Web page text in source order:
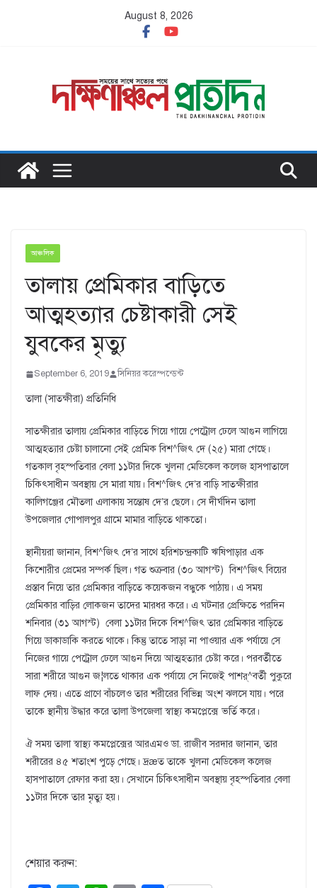
August 8, 2026
আঞ্চলিক
তালায় প্রেমিকার বাড়িতে
আত্মহত্যার চেষ্টাকারী সেই
যুবকের মৃত্যু
September 6, 2019 সিনিয়র করেস্পন্ডেন্ট
তালা (সাতক্ষীরা) প্রতিনিধি
সাতক্ষীরার তালায় প্রেমিকার বাড়িতে গিয়ে গায়ে পেট্রোল ঢেলে আগুন লাগিয়ে
আত্মহত্যার চেষ্টা চালানো সেই প্রেমিক বিশ^জিৎ দে (২৫) মারা গেছে।
গতকাল বৃহস্পতিবার বেলা ১১টার দিকে খুলনা মেডিকেল কলেজ হাসপাতালে
চিকিৎসাধীন অবস্থায় সে মারা যায়। বিশ^জিৎ দে’র বাড়ি সাতক্ষীরার
কালিগঞ্জের মৌতলা এলাকায় সন্তোষ দে’র ছেলে। সে দীর্ঘদিন তালা
উপজেলার গোপালপুর গ্রামে মামার বাড়িতে থাকতো।
স্থানীয়রা জানান, বিশ^জিৎ দে’র সাথে হরিশচন্দ্রকাটি ঋষিপাড়ার এক
কিশোরীর প্রেমের সম্পর্ক ছিল। গত শুক্রবার (৩০ আগস্ট) বিশ^জিৎ বিয়ের
প্রস্তাব নিয়ে তার প্রেমিকার বাড়িতে কয়েকজন বন্ধুকে পাঠায়। এ সময়
প্রেমিকার বাড়ির লোকজন তাদের মারধর করে। এ ঘটনার প্রেক্ষিতে পরদিন
শনিবার (৩১ আগস্ট) বেলা ১১টার দিকে বিশ^জিৎ তার প্রেমিকার বাড়িতে
গিয়ে ডাকাডাকি করতে থাকে। কিন্তু তাতে সাড়া না পাওয়ার এক পর্যায়ে সে
নিজের গায়ে পেট্রোল ঢেলে আগুন দিয়ে আত্মহত্যার চেষ্টা করে। পরবর্তীতে
সারা শরীরে আগুন জ¦লতে থাকার এক পর্যায়ে সে নিজেই পাশর্^বর্তী পুকুরে
লাফ দেয়। এতে প্রাণে বাঁচলেও তার শরীরের বিভিন্ন অংশ ঝলসে যায়। পরে
তাকে স্থানীয় উদ্ধার করে তালা উপজেলা স্বাস্থ্য কমপ্লেক্সে ভর্তি করে।
ঐ সময় তালা স্বাস্থ্য কমপ্লেক্সের আরএমও ডা. রাজীব সরদার জানান, তার
শরীরের ৪৫ শতাংশ পুড়ে গেছে। দ্রæত তাকে খুলনা মেডিকেল কলেজ
হাসপাতালে রেফার করা হয়। সেখানে চিকিৎসাধীন অবস্থায় বৃহস্পতিবার বেলা
১১টার দিকে তার মৃত্যু হয়।
শেয়ার করুন: